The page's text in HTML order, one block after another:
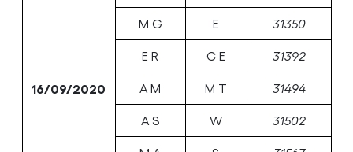
M G E 31350
E R C E 31392
16/09/2020 A M M T 31494
A S W 31502